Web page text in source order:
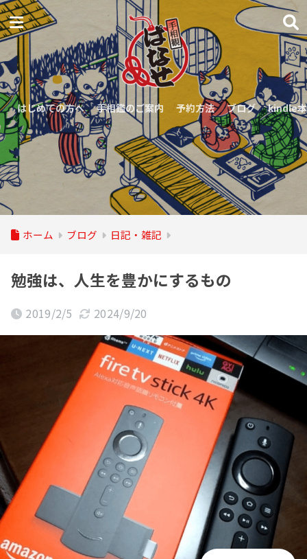
はじめての方へ 手相鑑のご案内 予約方法 ブログ kindle本
ホーム ブログ 日記・雑記
勉強は、人生を豊かにするもの
2019/2/5 2024/9/20